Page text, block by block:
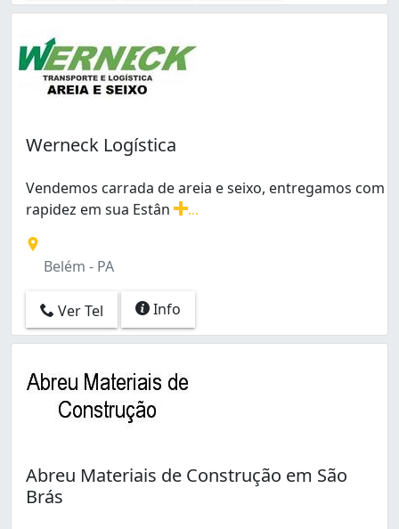
Werneck Logística
Vendemos carrada de areia e seixo, entregamos com
rapidez em sua Estân
Belém - PA
Ver Tel Info
Abreu Materiais de Construção em São
Brás